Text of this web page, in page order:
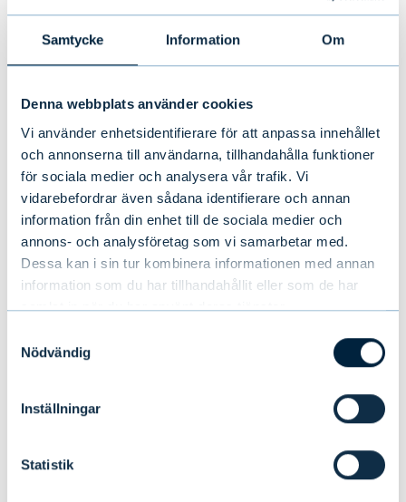
Samtycke Information Om
Denna webbplats använder cookies
Vi använder enhetsidentifierare för att anpassa innehållet
och annonserna till användarna, tillhandahålla funktioner
för sociala medier och analysera vår trafik. Vi
vidarebefordrar även sådana identifierare och annan
information från din enhet till de sociala medier och
annons- och analysföretag som vi samarbetar med.
Dessa kan i sin tur kombinera informationen med annan
information som du har tillhandahållit eller som de har
samlat in när du har använt deras tjänster.
Nödvändig
Inställningar
Statistik
utvecklats positivt och utsikterna för 2019
är stabila. Investeringarna via den egna
balansräkningens andel av Evlis
utvecklingen av resultatet. När det gäller
rådgivningsverksamheten och den egna
investeringsverksamheten kan intäkterna
periodvis och årligen variera. Kundernas
efterfrågan för Evlis produkter och tjänster
har fortsatt vara på en bra nivå, vilket har
utvecklingen förväntar vi oss att resultatet